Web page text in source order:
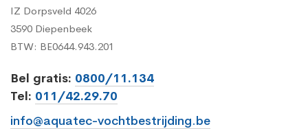
IZ Dorpsveld 4026
3590 Diepenbeek
BTW: BE0644.943.201
Bel gratis: 0800/11.134
Tel: 011/42.29.70
info@aquatec-vochtbestrijding.be